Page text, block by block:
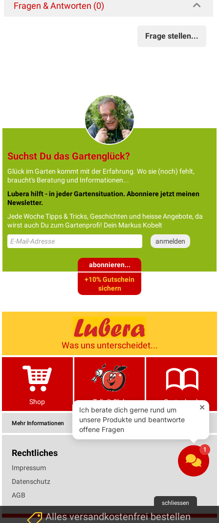
Fragen & Antworten (0)
Frage stellen...
Suchst Du das Gartenglück?
Glück im Garten kommt mit der Erfahrung. Wo sie (noch) fehlt,
braucht's Beratung und Informationen...
Lubera hilft - in jeder Gartensituation. Abonniere jetzt meinen
Newsletter.
Jede Woche Tipps & Tricks, Geschichten und heisse Angebote, da
wirst auch Du zum Gartenprofi! Dein Markus Kobelt
abonnieren...
+10% Gutschein
sichern
Was uns unterscheidet...
Shop Tells® Club Gartenbuch
Mehr Informationen
Rechtliches
Impressum
Datenschutz
AGB
schliessen
Alles versandkostenfrei bestellen